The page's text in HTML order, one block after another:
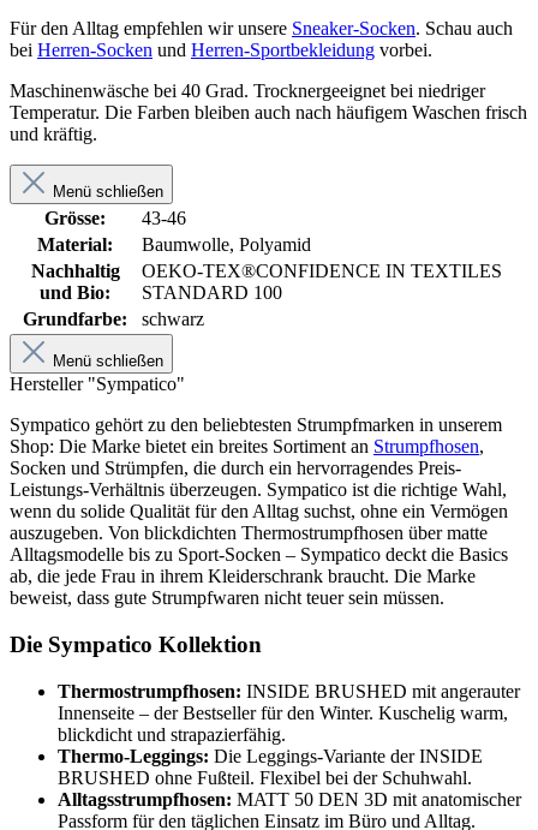
Für den Alltag empfehlen wir unsere Sneaker-Socken. Schau auch
bei Herren-Socken und Herren-Sportbekleidung vorbei.
Maschinenwäsche bei 40 Grad. Trocknergeeignet bei niedriger
Temperatur. Die Farben bleiben auch nach häufigem Waschen frisch
und kräftig.
Menü schließen
Grösse:
43-46
Material:
Baumwolle, Polyamid
Nachhaltig
und Bio:
OEKO-TEX®CONFIDENCE IN TEXTILES
STANDARD 100
Grundfarbe:
schwarz
Menü schließen
Hersteller "Sympatico"
Sympatico gehört zu den beliebtesten Strumpfmarken in unserem
Shop: Die Marke bietet ein breites Sortiment an Strumpfhosen,
Socken und Strümpfen, die durch ein hervorragendes Preis-
Leistungs-Verhältnis überzeugen. Sympatico ist die richtige Wahl,
wenn du solide Qualität für den Alltag suchst, ohne ein Vermögen
auszugeben. Von blickdichten Thermostrumpfhosen über matte
Alltagsmodelle bis zu Sport-Socken – Sympatico deckt die Basics
ab, die jede Frau in ihrem Kleiderschrank braucht. Die Marke
beweist, dass gute Strumpfwaren nicht teuer sein müssen.
Die Sympatico Kollektion
Thermostrumpfhosen: INSIDE BRUSHED mit angerauter
Innenseite – der Bestseller für den Winter. Kuschelig warm,
blickdicht und strapazierfähig.
Thermo-Leggings: Die Leggings-Variante der INSIDE
BRUSHED ohne Fußteil. Flexibel bei der Schuhwahl.
Alltagsstrumpfhosen: MATT 50 DEN 3D mit anatomischer
Passform für den täglichen Einsatz im Büro und Alltag.